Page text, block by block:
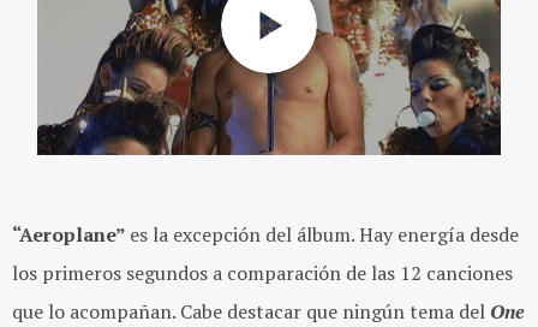
“Aeroplane” es la excepción del álbum. Hay energía desde
los primeros segundos a comparación de las 12 canciones
que lo acompañan. Cabe destacar que ningún tema del One